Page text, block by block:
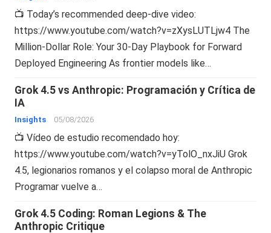
📺 Today’s recommended deep-dive video:
https://www.youtube.com/watch?v=zXysLUTLjw4 The
Million-Dollar Role: Your 30-Day Playbook for Forward
Deployed Engineering As frontier models like…
Grok 4.5 vs Anthropic: Programación y Crítica de
IA
Insights 05/08/2026
📺 Vídeo de estudio recomendado hoy:
https://www.youtube.com/watch?v=yTolO_nxJiU Grok
4.5, legionarios romanos y el colapso moral de Anthropic
Programar vuelve a…
Grok 4.5 Coding: Roman Legions & The
Anthropic Critique